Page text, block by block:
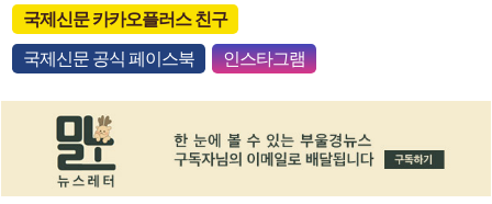
국제신문 카카오플러스 친구
국제신문 공식 페이스북 인스타그램